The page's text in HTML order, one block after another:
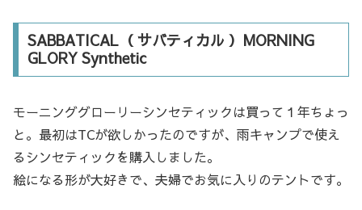
SABBATICAL（ サバティカル ）MORNING
GLORY Synthetic
モーニンググローリーシンセティックは買って１年ちょっ
と。最初はTCが欲しかったのですが、雨キャンプで使え
るシンセティックを購入しました。
絵になる形が大好きで、夫婦でお気に入りのテントです。